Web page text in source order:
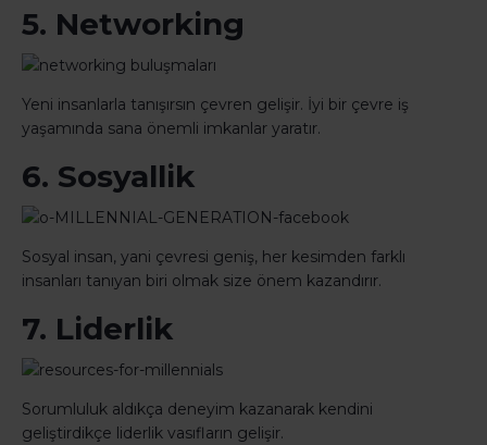
5. Networking
Yeni insanlarla tanışırsın çevren gelişir. İyi bir çevre iş
yaşamında sana önemli imkanlar yaratır.
6. Sosyallik
Sosyal insan, yani çevresi geniş, her kesimden farklı
insanları tanıyan biri olmak size önem kazandırır.
7. Liderlik
Sorumluluk aldıkça deneyim kazanarak kendini
geliştirdikçe liderlik vasıfların gelişir.